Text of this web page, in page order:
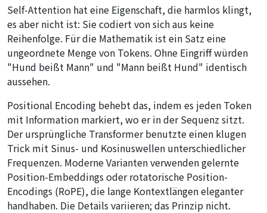
Self-Attention hat eine Eigenschaft, die harmlos klingt,
es aber nicht ist: Sie codiert von sich aus keine
Reihenfolge. Für die Mathematik ist ein Satz eine
ungeordnete Menge von Tokens. Ohne Eingriff würden
"Hund beißt Mann" und "Mann beißt Hund" identisch
aussehen.
Positional Encoding behebt das, indem es jeden Token
mit Information markiert, wo er in der Sequenz sitzt.
Der ursprüngliche Transformer benutzte einen klugen
Trick mit Sinus- und Kosinuswellen unterschiedlicher
Frequenzen. Moderne Varianten verwenden gelernte
Position-Embeddings oder rotatorische Position-
Encodings (RoPE), die lange Kontextlängen eleganter
handhaben. Die Details variieren; das Prinzip nicht.